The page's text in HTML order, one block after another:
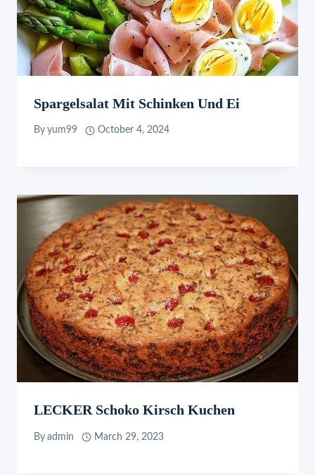
Spargelsalat Mit Schinken Und Ei
By yum99 October 4, 2024
LECKER Schoko Kirsch Kuchen
By admin March 29, 2023